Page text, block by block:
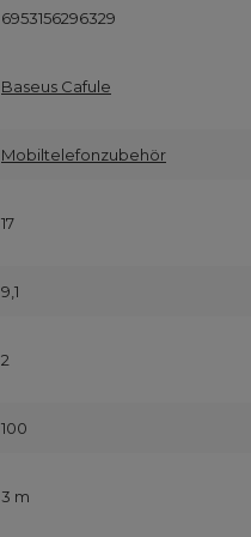
6953156296329
Baseus Cafule
Mobiltelefonzubehör
17
9,1
2
100
3 m